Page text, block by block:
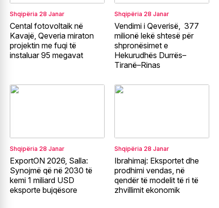
Shqipëria 28 Janar
Cental fotovoltaik në
Kavajë, Qeveria miraton
projektin me fuqi të
instaluar 95 megavat
Shqipëria 28 Janar
Vendimi i Qeverisë, 377
milionë lekë shtesë për
shpronësimet e
Hekurudhës Durrës–
Tiranë–Rinas
Shqipëria 28 Janar
ExportON 2026, Salla:
Synojmë që në 2030 të
kemi 1 miliard USD
eksporte bujqësore
Shqipëria 28 Janar
Ibrahimaj: Eksportet dhe
prodhimi vendas, në
qendër të modelit të ri të
zhvillimit ekonomik